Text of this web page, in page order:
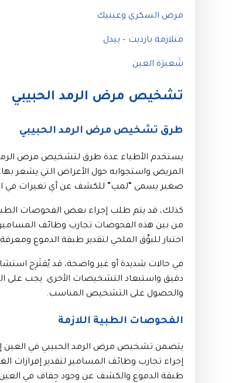
مرض السكري وعينيك
متلازمة بارديت – بيدل
شَعيرَة العين
تشخيص مرض الرمد الحبيبي
طرق تشخيص مرض الرمد الحبيبي
يستخدم الأطباء عدة طرق لتشخيص مرض
المريض واستجوابه حول الأعراض التي يشعر
صغير يسمى “لمپ” للكشف عن أي تغيرات في
كذلك، قد يتم طلب إجراء بعض الفحوصات
من بين هذه الفحوصات تجارب وظائف المسامير
اختبار للبوِّق الملحي لتقدير طبقة الدموع
في حالات شديدة أو غير واضحة، قد يُقتَرِح
دقيق واستبعاد التشخيصات الأخرى. يجب على
والحصول على التشخيص المناسب.
الفحوصات الطبية اللازمة
يتضمن تشخيص مرض الرمد الحبيبي في العين
إجراء تجارب وظائف المسامير لتقدير إفرازات
طبقة الدموع والكشف عن وجود جِفاف في